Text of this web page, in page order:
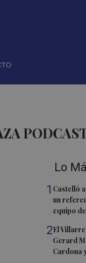
Lo
1 Castelló
un
equipo
2El
Gerard
Cardona